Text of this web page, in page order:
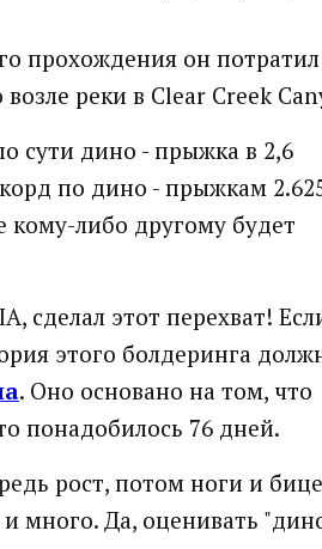
прохождения он
реки в Clear Creek
сути дино - прыжка в 2,6
по дино - прыжкам
кому-либо другому будет
сделал этот перехват!
этого болдеринга
. Оно основано на том, что
понадобилось 76 дней.
рост, потом ноги и
много. Да, оценивать